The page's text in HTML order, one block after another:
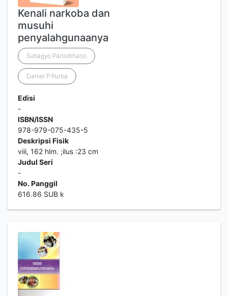
Kenali narkoba dan
musuhi
penyalahgunaanya
Subagyo Partodiharjo
Daniel P.Purba
Edisi
-
ISBN/ISSN
978-979-075-435-5
Deskripsi Fisik
viii, 162 hlm. ;ilus :23 cm
Judul Seri
-
No. Panggil
616.86 SUB k